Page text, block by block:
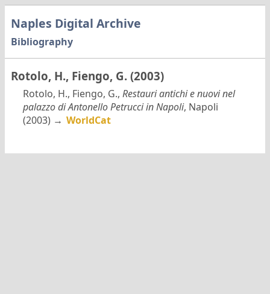
Naples Digital Archive
Bibliography
Rotolo, H., Fiengo, G. (2003)
Rotolo, H., Fiengo, G., Restauri antichi e nuovi nel
palazzo di Antonello Petrucci in Napoli, Napoli
(2003) → WorldCat